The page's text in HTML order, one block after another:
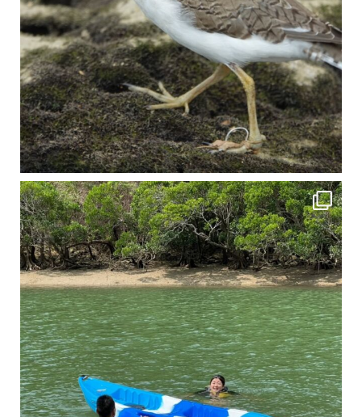
4月に入り、新人教育の為カヤックから落ちた際の救助の実技練習の風景です。 一人前の